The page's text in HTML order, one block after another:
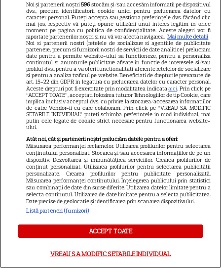
14
Sean Astin din „Stăpânul
Inelelor” a fost nevoit să își
vândă casa din cauza
salariului mic: Câți bani a
primit de fapt
14
VEDETE STRĂINE
Elon Musk, atac la adresa
regizorului premiat cu Oscar
care a realizat documentarul
de minute
VEDETE STRĂINE
Marvel are un nou Black
Panther. David Jonsson preia
moștenirea lui Chadwick
VEDETE STRĂINE
Noi și partenerii noștri596 stocăm și/sau accesăm informații pe dispozitivul
dvs., precum identificatorii cookie unici pentru prelucrarea datelor cu
caracter personal. Puteți accepta sau gestiona preferințele dvs. făcând clic
mai jos, respectiv vă puteți opune utilizării unui interes legitim în orice
moment pe pagina cu politica de confidențialitate. Aceste alegeri vor fi
raportate partenerilor noștri și nu vă vor afecta navigarea. Mai multe detalii
Noi si partenerii nostri (retelele de socializare si agentiile de publicitate
partenere, precum si furnizorii nostri de servicii de date analitice) prelucram
date pentru a permite website-ului sa functioneze, pentru a personaliza
continutul si anunturile publicitare afisate in functie de interesele si/sau
profilul dvs., pentru a va oferi functionalitati aferente retelelor de socializare
si pentru a analiza traficul pe website. Beneficiati de drepturile prevazute de
art. 15-22 din GDPR in legatura cu prelucrarea datelor cu caracter personal.
Aceste drepturi pot fi exercitate prin modalitatea indicataaici. Prin click pe
“ACCEPT TOATE”, acceptati folosirea tuturor Tehnologiilor de tip Cookie, care
implica inclusiv acceptul dvs. cu privire la stocarea/accesarea informatiilor
de catre Vendor-ii cu care colaboram. Prin click pe “VREAU SA MODIFIC
SETARILE INDIVIDUAL” puteti schimba preferintele in mod individual, mai
putin cele legate de cookie strict necesare pentru functionarea website-
ului.
Atât noi, cât și partenerii noștri prelucrăm datele pentru a oferi:
Măsurarea performanței reclamelor. Utilizarea profilurilor pentru selectarea
conținutului personalizat. Stocarea și/sau accesarea informațiilor de pe un
dispozitiv. Dezvoltarea și îmbunătățirea serviciilor. Crearea profilurilor de
conținut personalizat. Utilizarea profilurilor pentru selectarea publicității
personalizate. Crearea profilurilor pentru publicitate personalizată.
Măsurarea performanței conținutului. Înțelegerea publicului prin statistici
sau combinații de date din surse diferite. Utilizarea datelor limitate pentru a
selecta conținutul. Utilizarea de date limitate pentru a selecta publicitatea.
Date precise de geolocație și identificarea prin scanarea dispozitivului.
Listă parteneri (furnizori)
ACCEPT TOATE
VREAU SA MODIFIC SETARILE INDIVIDUAL